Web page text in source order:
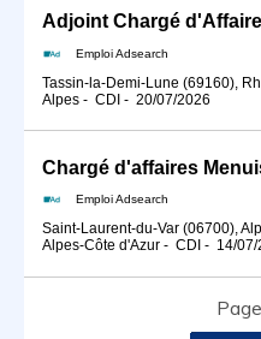
Adjoint Chargé
Emploi Adsearch
Tassin-la-Demi-Lune (69160),
Alpes - CDI - 20/07/2026
Chargé d'affaires
Emploi Adsearch
Saint-Laurent-du-Var (06700),
Alpes-Côte d'Azur - CDI - 14/07/